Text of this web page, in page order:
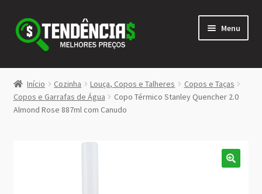
Pular
para
navegação
Pular
para
conteúdo
Menu
LOJA
<>
Início Cozinha Louça, Copos e Talheres
Copos e Taças
Copos e Garrafas de Água
Copo Térmico Stanley Quencher 2.0
Almond Rose 887ml com Canudo